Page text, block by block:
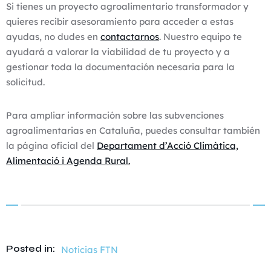
Si tienes un proyecto agroalimentario transformador y
quieres recibir asesoramiento para acceder a estas
ayudas, no dudes en contactarnos. Nuestro equipo te
ayudará a valorar la viabilidad de tu proyecto y a
gestionar toda la documentación necesaria para la
solicitud.
Para ampliar información sobre las subvenciones
agroalimentarias en Cataluña, puedes consultar también
la página oficial del Departament d’Acció Climàtica,
Alimentació i Agenda Rural.
Posted in: Noticias FTN